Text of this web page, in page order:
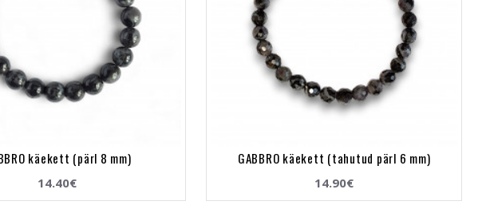
käekett (pärl 8 mm)
14.40€
GABBRO käekett (tahutud pärl 6 mm)
14.90€